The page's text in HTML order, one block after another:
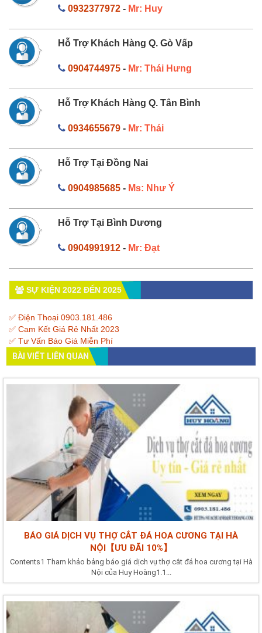
0932377972- Mr: Huy
Hỗ Trợ Khách Hàng Q. Gò Vấp
0904744975- Mr: Thái Hưng
Hỗ Trợ Khách Hàng Q. Tân Bình
0934655679- Mr: Thái
Hỗ Trợ Tại Đồng Nai
0904985685- Ms: Như Ý
Hỗ Trợ Tại Bình Dương
0904991912- Mr: Đạt
SỰ KIỆN 2022 ĐẾN 2025
✅ Điện Thoại 0903.181.486
✅ Cam Kết Giá Rẻ Nhất 2023
✅ Tư Vấn Báo Giá Miễn Phí
BÀI VIẾT LIÊN QUAN
BÁO GIÁ DỊCH VỤ THỢ CẮT ĐÁ HOA CƯƠNG TẠI HÀ
NỘI【ƯU ĐÃI 10%】
Contents1 Tham khảo bảng báo giá dịch vụ thợ cắt đá hoa cương tại Hà
Nội của Huy Hoàng1.1...